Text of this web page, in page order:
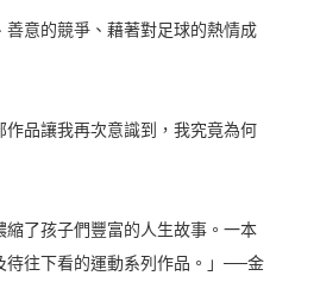
善意的競爭、藉著對足球的熱情成
作品讓我再次意識到，我究竟為何
縮了孩子們豐富的人生故事。一本
待往下看的運動系列作品。」──金